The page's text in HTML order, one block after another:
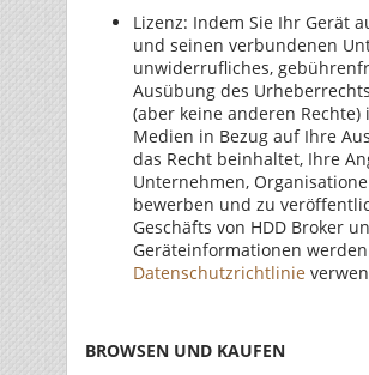
Lizenz: Indem Sie Ihr Gerät
und seinen verbundenen
unwiderrufliches,
Ausübung des
(aber keine anderen
Medien in Bezug auf Ihre
das Recht beinhaltet, Ihre
Unternehmen,
bewerben und zu
Geschäfts von HDD Broker
Geräteinformationen
Datenschutzrichtlinie
BROWSEN UND KAUFEN